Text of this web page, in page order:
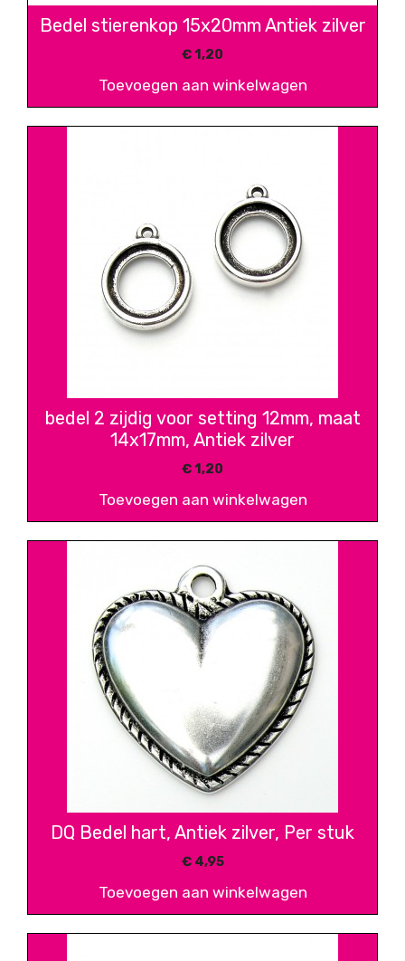
Bedel stierenkop 15x20mm Antiek zilver
€1,20
Toevoegen aan winkelwagen
bedel 2 zijdig voor setting 12mm, maat
14x17mm, Antiek zilver
€1,20
Toevoegen aan winkelwagen
DQ Bedel hart, Antiek zilver, Per stuk
€4,95
Toevoegen aan winkelwagen